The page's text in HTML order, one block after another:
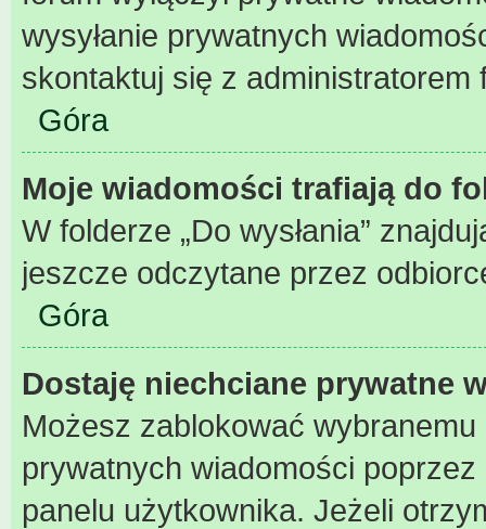
wysyłanie prywatnych
skontaktuj się z administratorem
Góra
Moje wiadomości trafiają do
W folderze „Do wysłania”
jeszcze odczytane przez
Góra
Dostaję niechciane prywatne
Możesz zablokować
prywatnych wiadomości
panelu użytkownika. Jeżeli